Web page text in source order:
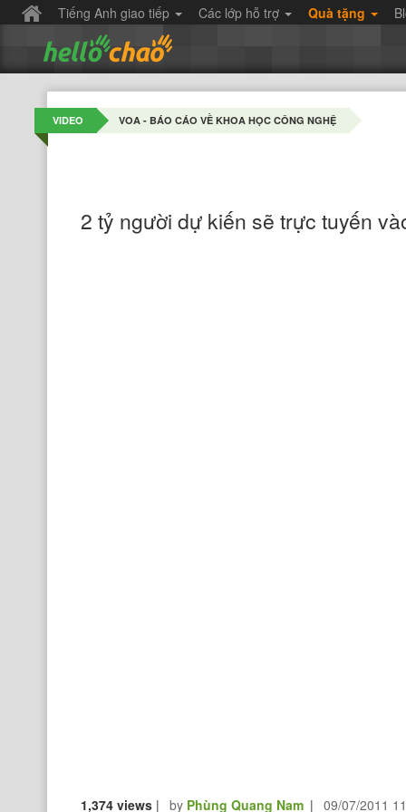
Tiếng Anh giao tiếp Các lớp hỗ trợ Quà tặng
VIDEO VOA - BÁO CÁO VỀ KHOA HỌC CÔNG NGHỆ
2 tỷ người dự kiến sẽ ​​trực tuyến
1,374 views | by Phùng Quang Nam | 09/07/2011